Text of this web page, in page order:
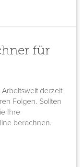
für
derzeit
Folgen. Sollten
Ihre
berechnen.